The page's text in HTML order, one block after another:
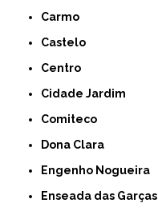
Carmo
Castelo
Centro
Cidade Jardim
Comiteco
Dona Clara
Engenho Nogueira
Enseada das Garças